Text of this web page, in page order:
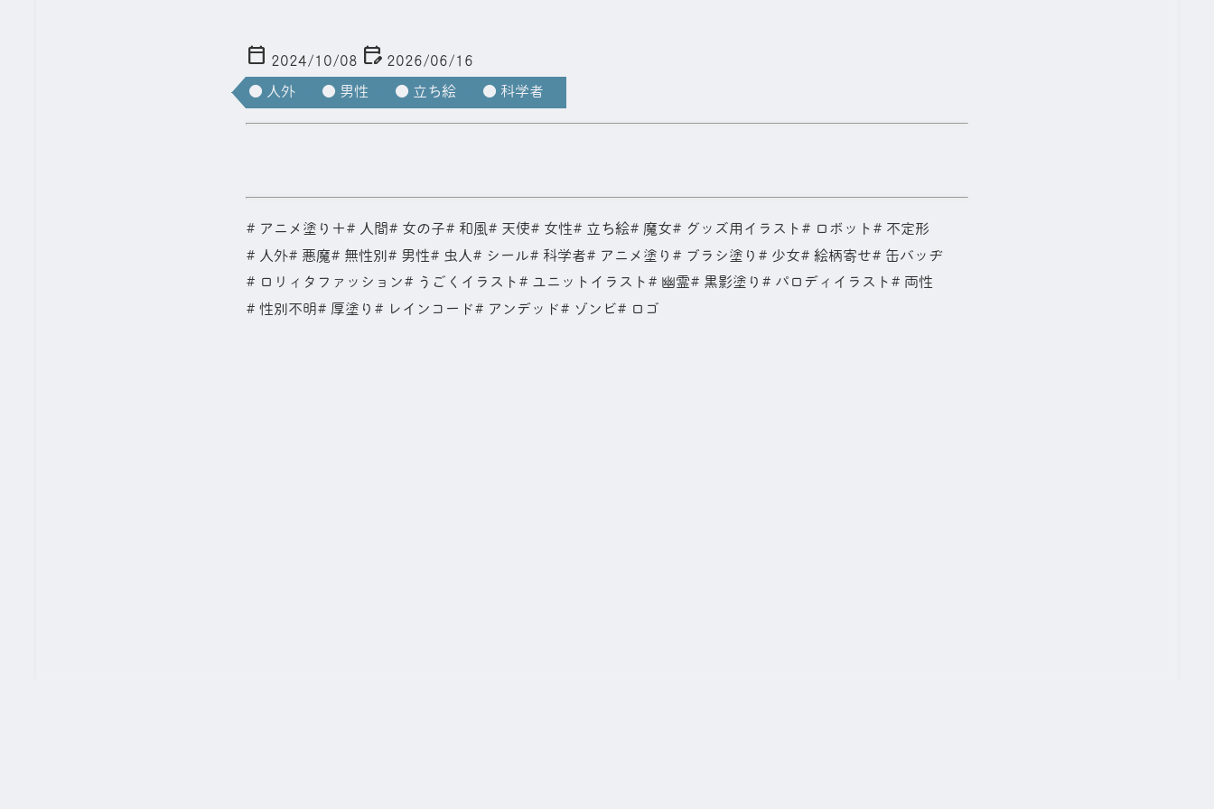
calendar_today 2024/10/08 edit_calendar 2026/06/16
● 人外 ● 男性 ● 立ち絵 ● 科学者
アニメ塗り＋ 人間 女の子 和風 天使 女性 立ち絵 魔女 グッズ用イラスト ロボット
不定形
人外
悪魔 無性別 男性 虫人 シール 科学者 アニメ塗り ブラシ塗り 少女 絵柄寄せ
缶バッヂ
ロリィタファッション
うごくイラスト ユニットイラスト 幽霊 黒影塗り パロディイラスト
両性
性別不明
厚塗り レインコード アンデッド ゾンビ ロゴ